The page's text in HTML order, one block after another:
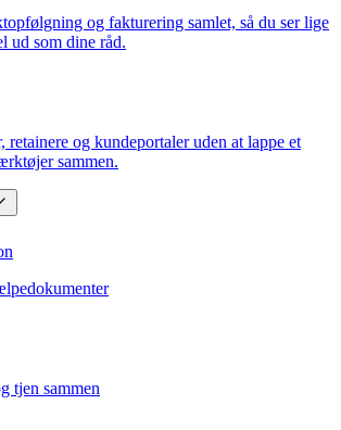
og fakturering samlet, så du ser lige
ud som dine råd.
retainere og kundeportaler uden at lappe et
sammen.
tjen sammen